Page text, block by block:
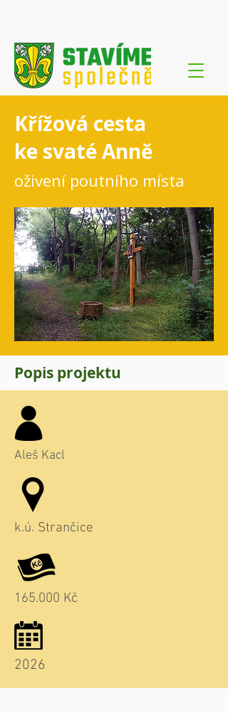
Křížová cesta
ke svaté Anně
oživení poutního místa
Popis projektu
Aleš Kacl
k.ú. Strančice
165.000 Kč
2026